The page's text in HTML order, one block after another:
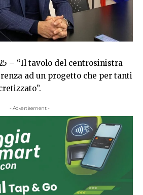
– “Il tavolo del centrosinistra
ad un progetto che per tanti
- Advertisement -